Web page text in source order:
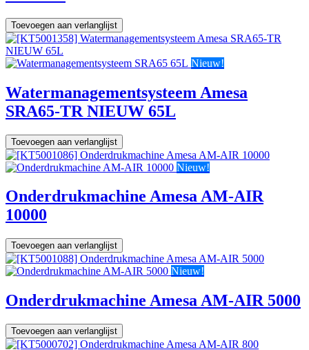
Toevoegen aan verlanglijst
Nieuw!
Watermanagementsysteem Amesa
SRA65-TR NIEUW 65L
Toevoegen aan verlanglijst
Nieuw!
Onderdrukmachine Amesa AM-AIR
10000
Toevoegen aan verlanglijst
Nieuw!
Onderdrukmachine Amesa AM-AIR 5000
Toevoegen aan verlanglijst